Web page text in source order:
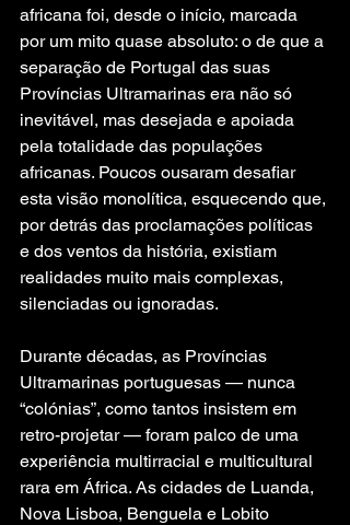
africana foi, desde o início, marcada
por um mito quase absoluto: o de que a
separação de Portugal das suas
Províncias Ultramarinas era não só
inevitável, mas desejada e apoiada
pela totalidade das populações
africanas. Poucos ousaram desafiar
esta visão monolítica, esquecendo que,
por detrás das proclamações políticas
e dos ventos da história, existiam
realidades muito mais complexas,
silenciadas ou ignoradas.
Durante décadas, as Províncias
Ultramarinas portuguesas — nunca
“colónias”, como tantos insistem em
retro-projetar — foram palco de uma
experiência multirracial e multicultural
rara em África. As cidades de Luanda,
Nova Lisboa, Benguela e Lobito